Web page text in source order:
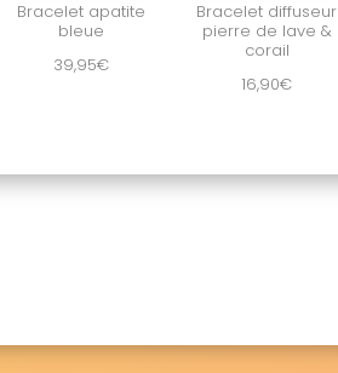
Bracelet apatite
bleue
39,95€
Bracelet diffuseur
pierre de lave &
corail
16,90€